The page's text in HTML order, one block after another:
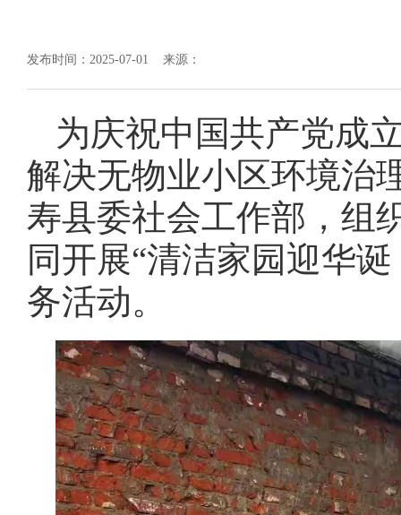
发布时间：2025-07-01 来源：
为庆祝中国共产党成
解决无物业小区环境治
寿县委社会工作部，组
同开展“清洁家园迎华
务活动。